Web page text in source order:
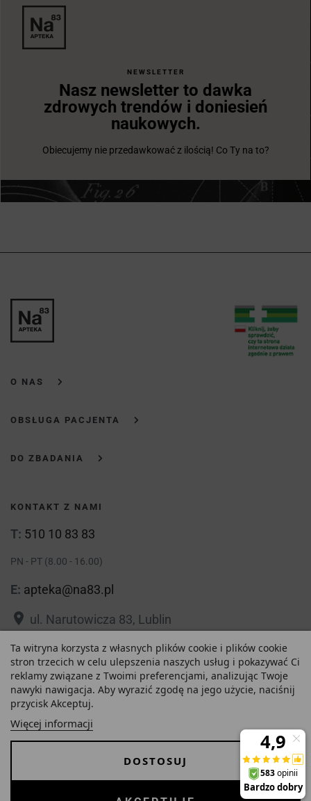
15,25 zł
- +
NEWSLETTER
Nasz newsletter to dawka
zdrowych trendów i doniesień
naukowych.
Obiecujemy nie przedawkować z ilością! Co Ty na to?
O NAS
OBSŁUGA PACJENTA
DO ZBADANIA
KONTAKT Z NAMI
T: 510 10 83 83
PN - PT (8.00 - 16.00)
E: apteka@na83.pl
place ul. Narutowicza 83, Lublin
placeul. 1 Maja 36, Lublin
Ta witryna korzysta z własnych plików cookie i plików cookie
stron trzecich w celu ulepszenia naszych usług i pokazywać Ci
reklamy związane z Twoimi preferencjami, analizując Twoje
nawyki nawigacja. Aby wyrazić zgodę na jego użycie, naciśnij
przycisk Akceptuj.
Więcej informacji
DOSTOSUJ
O nas Zezwolenie
FAQ